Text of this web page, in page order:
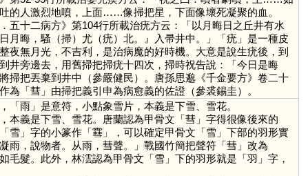
的人激烈地噴，上面……像掃把星，下面像壞死凝聚的血。
五十二病方》第104行所載治疣方云：「以月晦日之丘井有水
月晦，騷（掃）尤（疣）北。』入帚井中。」「疣」是一種皮
夜無月光，不吉利，是治病魔的好時機。大意是說生疣後，到
井旁邊去，用舊掃把掃疣十四次，掃時祝告說：「今日是晦
掃把丟棄到井中（參嚴健民）。唐孫思邈《千金要方》卷二十
為「彗」由掃把義引申為病愈義的佐證（參裘錫圭）。
「雨」是意符，小點象雪片，本義是下雪、雪花。
本義是下雪、雪花。唐蘭認為甲骨文「彗」字得很像後來的
雪」字的小篆作「䨮」，可以確定甲骨文「雪」下部的羽形實
雨，說物者。从雨，彗聲。」戰國竹簡把聲符「彗」改為
毛髮。此外，林澐認為甲骨文「雪」下的羽形就是「羽 」字，